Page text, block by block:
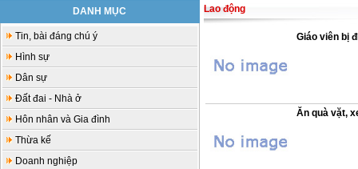
DANH MỤC
Tin, bài đáng chú ý
Hình sự
Dân sự
Đất đai - Nhà ở
Hôn nhân và Gia đình
Thừa kế
Doanh nghiệp
Lao động
Giáo viên bị
Ăn quà vặt,